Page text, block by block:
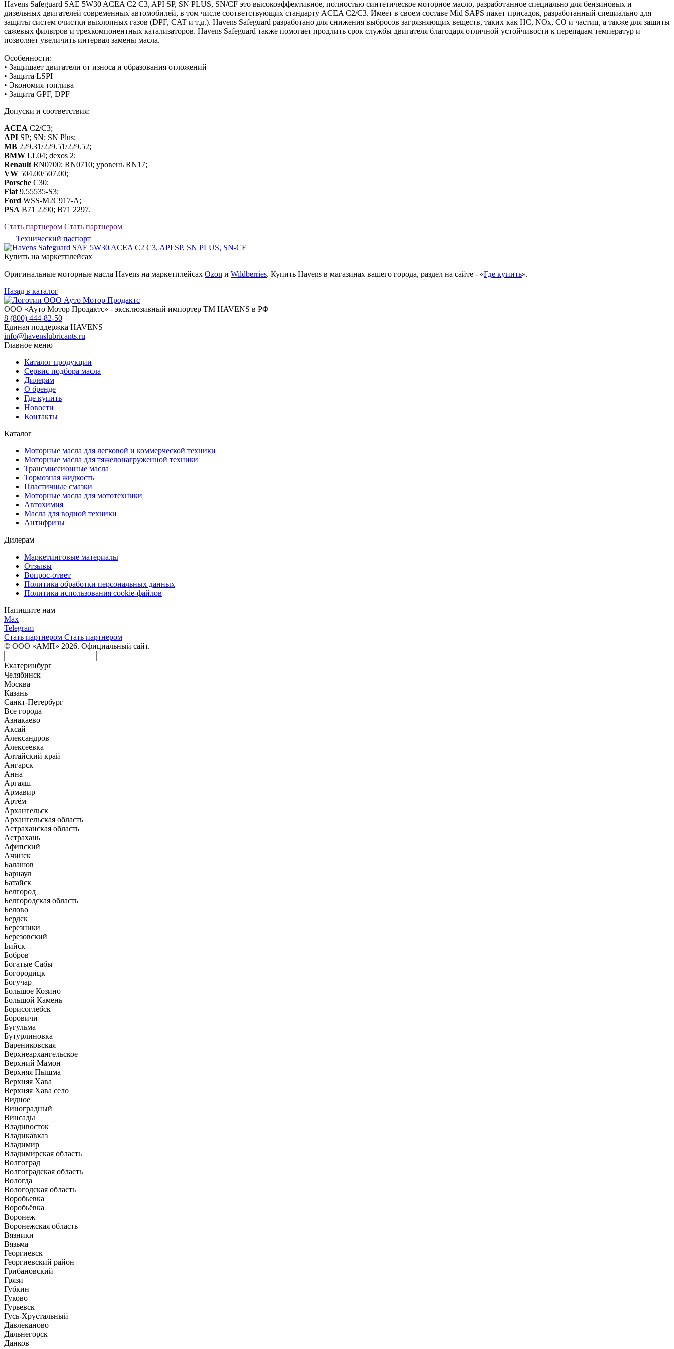
Havens Safeguard SAE 5W30 ACEA C2 C3, API SP, SN PLUS, SN/CF это высокоэффективное, полностью синтетическое моторное масло, разработанное специально для бензиновых и
дизельных двигателей современных автомобилей, в том числе соответствующих стандарту ACEA C2/C3. Имеет в своем составе Mid SAPS пакет присадок, разработанный специально для
защиты систем очистки выхлопных газов (DPF, CAT и т.д.). Havens Safeguard разработано для снижения выбросов загрязняющих веществ, таких как HC, NOx, CO и частиц, а также для защиты
сажевых фильтров и трехкомпонентных катализаторов. Havens Safeguard также помогает продлить срок службы двигателя благодаря отличной устойчивости к перепадам температур и
позволяет увеличить интервал замены масла.
Особенности:
• Защищает двигатели от износа и образования отложений
• Защита LSPI
• Экономия топлива
• Защита GPF, DPF
Допуски и соответствия:
ACEA C2/C3;
API SP; SN; SN Plus;
MB 229.31/229.51/229.52;
BMW LL04; dexos 2;
Renault RN0700; RN0710; уровень RN17;
VW 504.00/507.00;
Porsche C30;
Fiat 9.55535-S3;
Ford WSS-M2C917-A;
PSA B71 2290; B71 2297.
Стать партнером Стать партнером
Технический паспорт
Купить на маркетплейсах
Оригинальные моторные масла Havens на маркетплейсах Ozon и Wildberries. Купить Havens в магазинах вашего города, раздел на сайте - «Где купить».
Назад в каталог
ООО «Ауто Мотор Продактс» - эксклюзивный импортер ТМ HAVENS в РФ
8 (800) 444-82-50
Единая поддержка HAVENS
info@havenslubricants.ru
Главное меню
Каталог продукции
Сервис подбора масла
Дилерам
О бренде
Где купить
Новости
Контакты
Каталог
Моторные масла для легковой и коммерческой техники
Моторные масла для тяжелонагруженной техники
Трансмиссионные масла
Тормозная жидкость
Пластичные смазки
Моторные масла для мототехники
Автохимия
Масла для водной техники
Антифризы
Дилерам
Маркетинговые материалы
Отзывы
Вопрос-ответ
Политика обработки персональных данных
Политика использования cookie-файлов
Напишите нам
Max
Telegram
Стать партнером Стать партнером
© ООО «АМП» 2026. Официальный сайт.
Екатеринбург
Челябинск
Москва
Казань
Санкт-Петербург
Все города
Азнакаево
Аксай
Александров
Алексеевка
Алтайский край
Ангарск
Анна
Аргаяш
Армавир
Артём
Архангельск
Архангельская область
Астраханская область
Астрахань
Афипский
Ачинск
Балашов
Барнаул
Батайск
Белгород
Белгородская область
Белово
Бердск
Березники
Березовский
Бийск
Бобров
Богатые Сабы
Богородицк
Богучар
Большое Козино
Большой Камень
Борисоглебск
Боровичи
Бугульма
Бутурлиновка
Варениковская
Верхнеархангельское
Верхний Мамон
Верхняя Пышма
Верхняя Хава
Верхняя Хава село
Видное
Виноградный
Винсады
Владивосток
Владикавказ
Владимир
Владимирская область
Волгоград
Волгоградская область
Вологда
Вологодская область
Воробьевка
Воробьёвка
Воронеж
Воронежская область
Вязники
Вязьма
Георгиевск
Георгиевский район
Грибановский
Грязи
Губкин
Гуково
Гурьевск
Гусь-Хрустальный
Давлеканово
Дальнегорск
Данков